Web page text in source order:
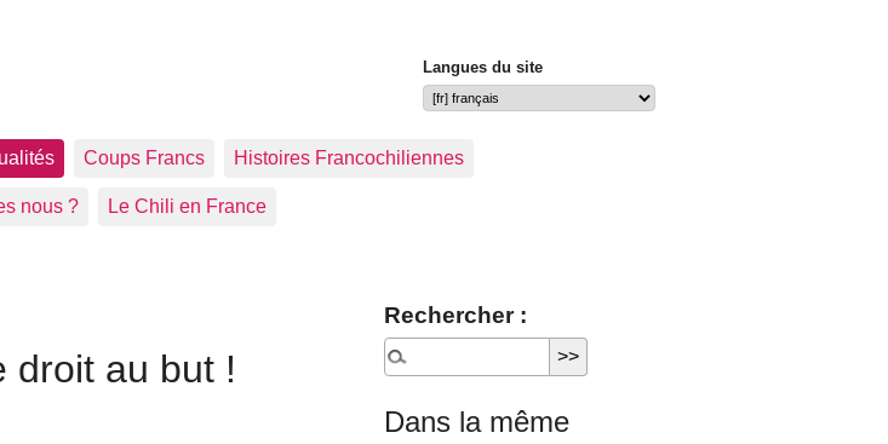
Langues du site
Coups Francs Histoires Francochiliennes
nous ? Le Chili en France
droit au but !
Rechercher :
Dans la même